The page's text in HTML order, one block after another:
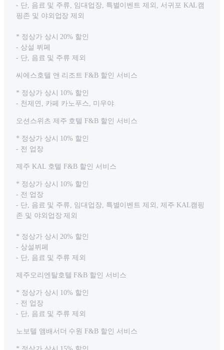
- 단, 음료 및 주류, 임대업장, 특별이벤트 제외, 서귀포 KAL캠
핑존 및 야외업장 제외
* 정상가 상시 20% 할인
- 상설 뷔페
- 단, 음료 및 주류 제외
씨에스호텔 앤 리조트 F&B 할인 서비스
* 정상가 상시 10% 할인
- 천제연, 카페 카노푸스, 미우야
오션스위츠 제주 호텔 F&B 할인 서비스
* 정상가 상시 10% 할인
- 전 업장
제주 KAL 호텔 F&B 할인 서비스
* 정상가 상시 10% 할인
- 전 업장
- 단, 음료 및 주류, 임대업장, 특별이벤트 제외, 제주 KAL캠핑
존 및 야외업장 제외
* 정상가 상시 20% 할인
- 상설뷔페
- 단, 음료 및 주류 제외
제주오리엔탈호텔 F&B 할인 서비스
* 정상가 상시 10% 할인
- 전 업장
- 단, 음료 및 주류 제외
노보텔 앰배서더 수원 F&B 할인 서비스